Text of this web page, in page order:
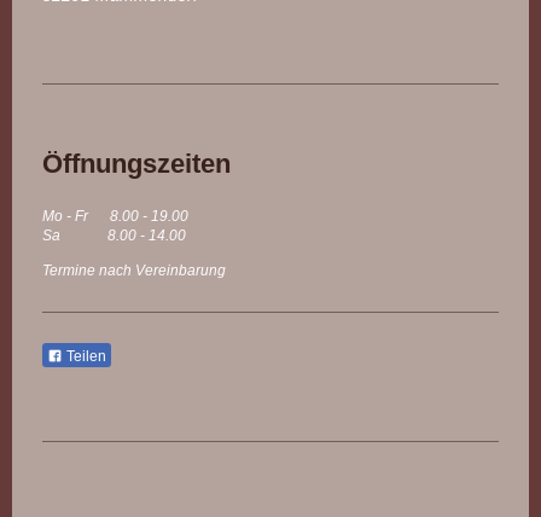
Öffnungszeiten
Mo - Fr 8.00 - 19.00
Sa 8.00 - 14.00
Termine nach Vereinbarung
Teilen